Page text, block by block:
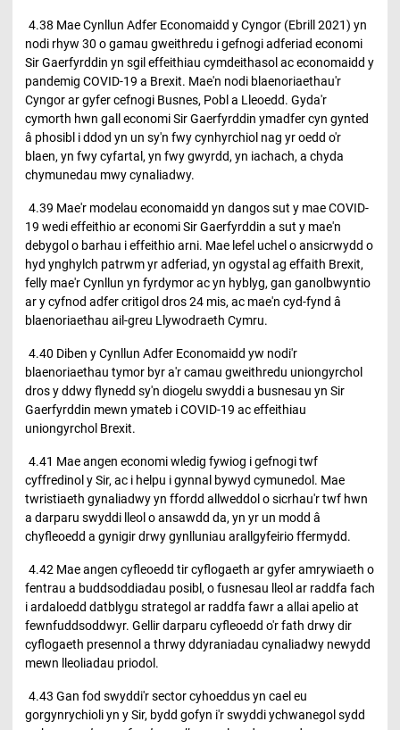
4.38 Mae Cynllun Adfer Economaidd y Cyngor (Ebrill 2021) yn
nodi rhyw 30 o gamau gweithredu i gefnogi adferiad economi
Sir Gaerfyrddin yn sgil effeithiau cymdeithasol ac economaidd y
pandemig COVID-19 a Brexit. Mae'n nodi blaenoriaethau'r
Cyngor ar gyfer cefnogi Busnes, Pobl a Lleoedd. Gyda'r
cymorth hwn gall economi Sir Gaerfyrddin ymadfer cyn gynted
â phosibl i ddod yn un sy'n fwy cynhyrchiol nag yr oedd o'r
blaen, yn fwy cyfartal, yn fwy gwyrdd, yn iachach, a chyda
chymunedau mwy cynaliadwy.
4.39 Mae'r modelau economaidd yn dangos sut y mae COVID-
19 wedi effeithio ar economi Sir Gaerfyrddin a sut y mae'n
debygol o barhau i effeithio arni. Mae lefel uchel o ansicrwydd o
hyd ynghylch patrwm yr adferiad, yn ogystal ag effaith Brexit,
felly mae'r Cynllun yn fyrdymor ac yn hyblyg, gan ganolbwyntio
ar y cyfnod adfer critigol dros 24 mis, ac mae'n cyd-fynd â
blaenoriaethau ail-greu Llywodraeth Cymru.
4.40 Diben y Cynllun Adfer Economaidd yw nodi'r
blaenoriaethau tymor byr a'r camau gweithredu uniongyrchol
dros y ddwy flynedd sy'n diogelu swyddi a busnesau yn Sir
Gaerfyrddin mewn ymateb i COVID-19 ac effeithiau
uniongyrchol Brexit.
4.41 Mae angen economi wledig fywiog i gefnogi twf
cyffredinol y Sir, ac i helpu i gynnal bywyd cymunedol. Mae
twristiaeth gynaliadwy yn ffordd allweddol o sicrhau'r twf hwn
a darparu swyddi lleol o ansawdd da, yn yr un modd â
chyfleoedd a gynigir drwy gynlluniau arallgyfeirio ffermydd.
4.42 Mae angen cyfleoedd tir cyflogaeth ar gyfer amrywiaeth o
fentrau a buddsoddiadau posibl, o fusnesau lleol ar raddfa fach
i ardaloedd datblygu strategol ar raddfa fawr a allai apelio at
fewnfuddsoddwyr. Gellir darparu cyfleoedd o'r fath drwy dir
cyflogaeth presennol a thrwy ddyraniadau cynaliadwy newydd
mewn lleoliadau priodol.
4.43 Gan fod swyddi'r sector cyhoeddus yn cael eu
gorgynrychioli yn y Sir, bydd gofyn i'r swyddi ychwanegol sydd